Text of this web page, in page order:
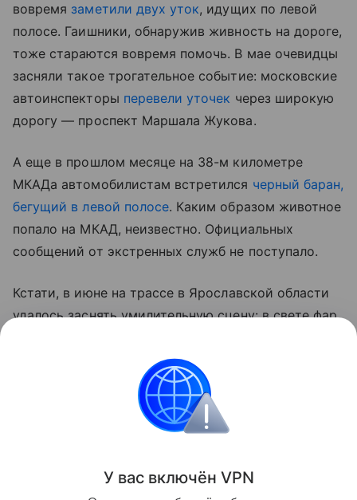
вовремя заметили двух уток, идущих по левой
полосе. Гаишники, обнаружив живность на дороге,
тоже стараются вовремя помочь. В мае очевидцы
засняли такое трогательное событие: московские
автоинспекторы перевели уточек через широкую
дорогу — проспект Маршала Жукова.
А еще в прошлом месяце на 38-м километре
МКАДа автомобилистам встретился черный баран,
бегущий в левой полосе. Каким образом животное
попало на МКАД, неизвестно. Официальных
сообщений от экстренных служб не поступало.
Кстати, в июне на трассе в Ярославской области
удалось заснять умилительную сцену: в свете фар
необычные пешеходы —кабанята
Контент недоступен
Происшествия Лайфстайл Животные
У вас включён VPN